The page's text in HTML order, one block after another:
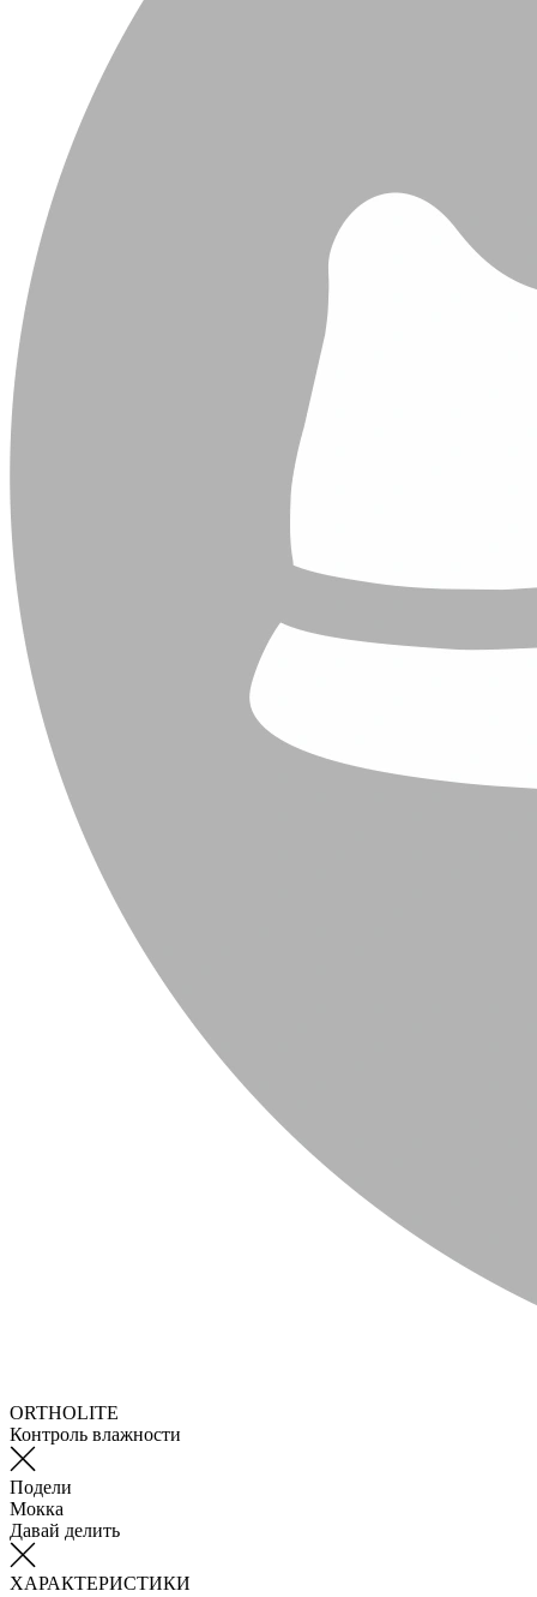
ORTHOLITE
Контроль влажности
Подели
Мокка
Давай делить
ХАРАКТЕРИСТИКИ